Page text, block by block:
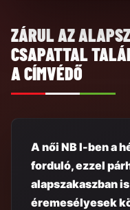
ZÁRUL AZ
CSAPATTAL
A CÍMVÉDŐ
A női NB I-ben a
forduló, ezzel
alapszakaszban
éremesélyesek